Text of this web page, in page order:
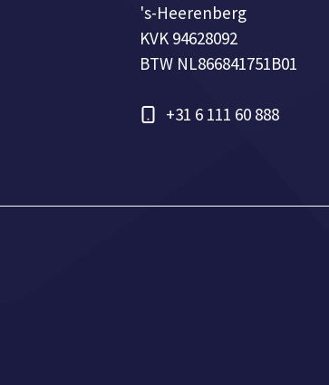
's-Heerenberg
KVK 94628092
BTW NL866841751B01
+31 6 111 60 888